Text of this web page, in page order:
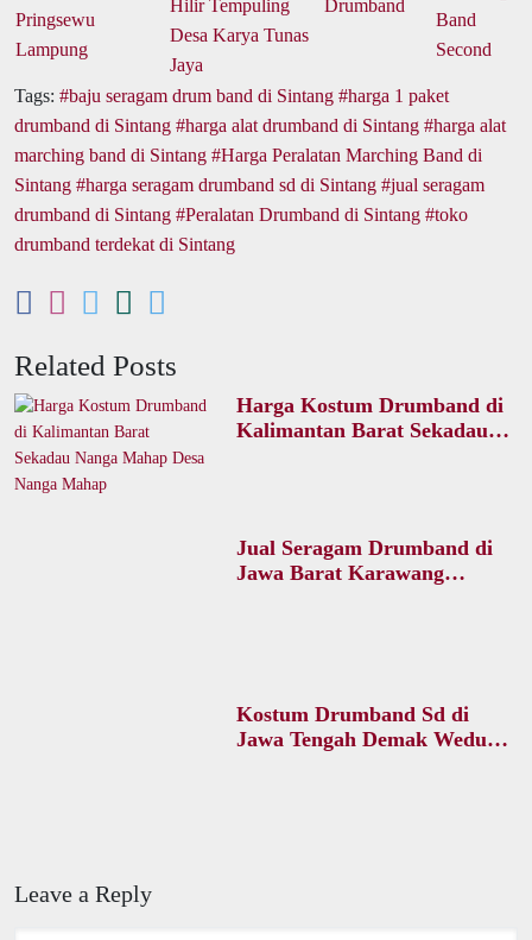
Tags: baju seragam drum band di Sintang
harga 1 paket
drumband di Sintang
harga alat drumband di Sintang
harga alat
marching band di Sintang
Harga Peralatan Marching Band di
Sintang
harga seragam drumband sd di Sintang
jual seragam
drumband di Sintang
Peralatan Drumband di Sintang
toko
drumband terdekat di Sintang
Related Posts
Harga Kostum Drumband di
Kalimantan Barat Sekadau
Jual Seragam Drumband di
Jawa Barat Karawang
Kostum Drumband Sd di
Jawa Tengah Demak Wedung
Leave a Reply